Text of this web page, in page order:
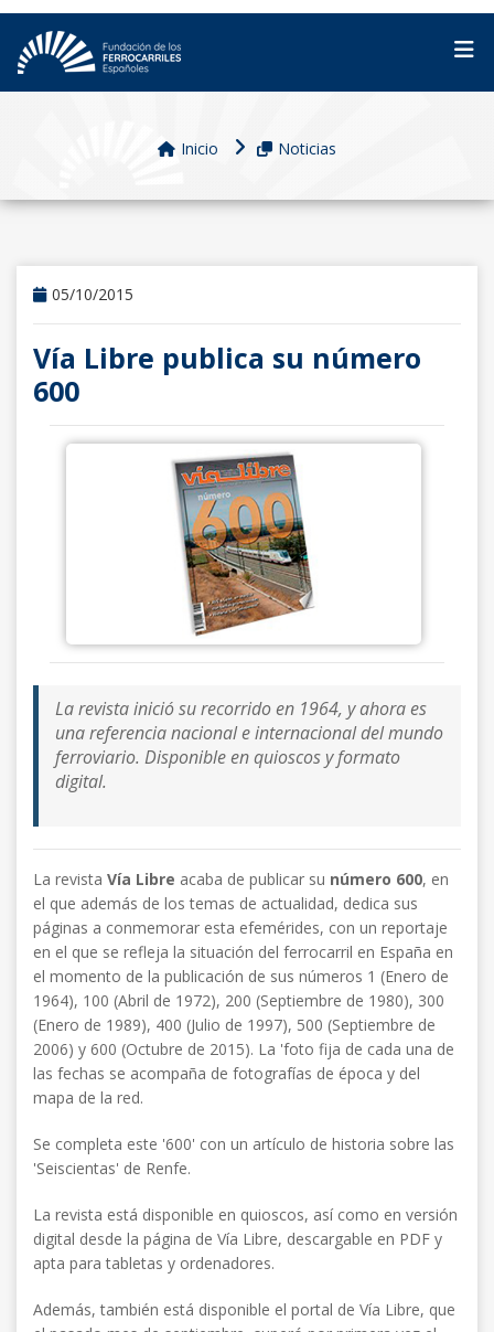
Inicio Noticias
05/10/2015
Vía Libre publica su número
600
La revista inició su recorrido en 1964, y ahora es
una referencia nacional e internacional del mundo
ferroviario. Disponible en quioscos y formato
digital.
La revista Vía Libre acaba de publicar su número 600, en
el que además de los temas de actualidad, dedica sus
páginas a conmemorar esta efemérides, con un reportaje
en el que se refleja la situación del ferrocarril en España en
el momento de la publicación de sus números 1 (Enero de
1964), 100 (Abril de 1972), 200 (Septiembre de 1980), 300
(Enero de 1989), 400 (Julio de 1997), 500 (Septiembre de
2006) y 600 (Octubre de 2015). La 'foto fija de cada una de
las fechas se acompaña de fotografías de época y del
mapa de la red.
Se completa este '600' con un artículo de historia sobre las
'Seiscientas' de Renfe.
La revista está disponible en quioscos, así como en versión
digital desde la página de Vía Libre, descargable en PDF y
apta para tabletas y ordenadores.
Además, también está disponible el portal de Vía Libre, que